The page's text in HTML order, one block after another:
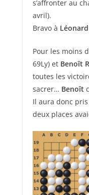
s’affronter au
avril).
Bravo à Léonard
Pour les moins
69Ly) et Benoît
toutes les
sacrer… Benoît
Il aura donc
deux places